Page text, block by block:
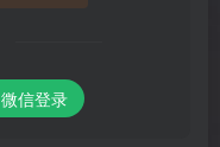
微信登录